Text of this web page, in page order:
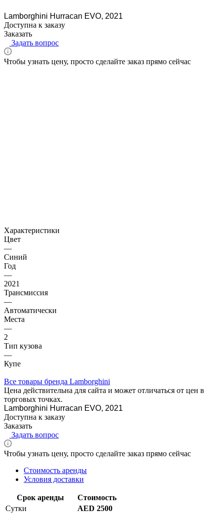
Lamborghini Hurracan EVO, 2021
Доступна к заказу
Заказать
Задать вопрос
Чтобы узнать цену, просто сделайте заказ прямо сейчас
Характеристики
Цвет
—
Синий
Год
—
2021
Трансмиссия
—
Автоматически
Места
—
2
Тип кузова
—
Купе
Все товары бренда Lamborghini
Цена действительна для сайта и может отличаться от цен в
торговых точках.
Lamborghini Hurracan EVO, 2021
Доступна к заказу
Заказать
Задать вопрос
Чтобы узнать цену, просто сделайте заказ прямо сейчас
Стоимость аренды
Условия доставки
Срок аренды
Стоимость
Сутки
AED 2500